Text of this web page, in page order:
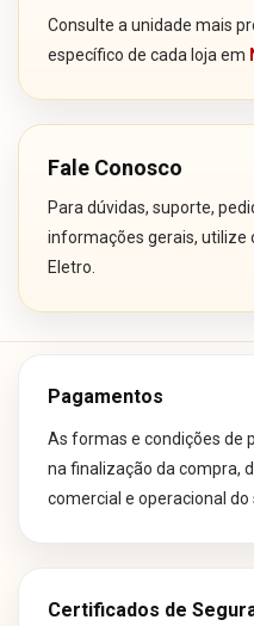
Consulte a unidade mais
específico de cada loja em
Fale Conosco
Para dúvidas, suporte,
informações gerais, utilize
Eletro.
Pagamentos
As formas e condições de
na finalização da compra,
comercial e operacional do
Certificados de